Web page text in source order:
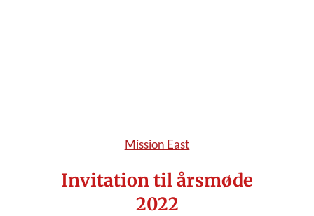
Mission East
Invitation til årsmøde
2022